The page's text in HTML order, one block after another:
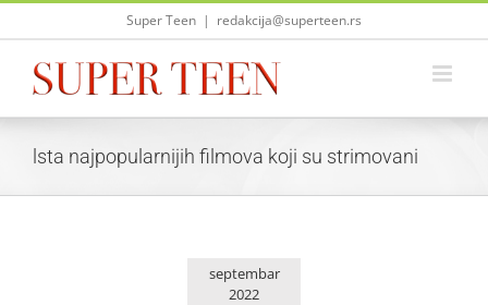
Skip
Super Teen | redakcija@superteen.rs
lsta najpopularnijih filmova koji su strimovani
septembar
2022